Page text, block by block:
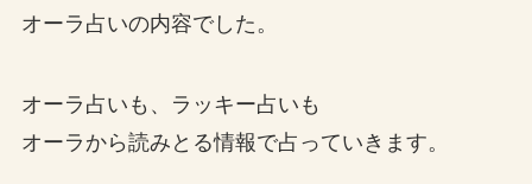
オーラ占いの内容でした。
オーラ占いも、ラッキー占いも
オーラから読みとる情報で占っていきます。